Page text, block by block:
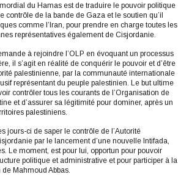
du Hamas est de traduire le pouvoir politique
contrôle de la bande de Gaza et le soutien qu’il
comme l’Iran, pour prendre en charge toutes les
représentatives également de Cisjordanie.
à rejoindre l’OLP en évoquant un processus
il s’agit en réalité de conquérir le pouvoir et d’être
palestinienne, par la communauté internationale
représentant du peuple palestinien. Le but ultime
contrôler tous les courants de l’Organisation de
et d’assurer sa légitimité pour dominer, après un
palestiniens.
jours-ci de saper le contrôle de l’Autorité
par le lancement d’une nouvelle Intifada,
Le moment, est pour lui, opportun pour pouvoir
politique et administrative et pour participer à la
Mahmoud Abbas.